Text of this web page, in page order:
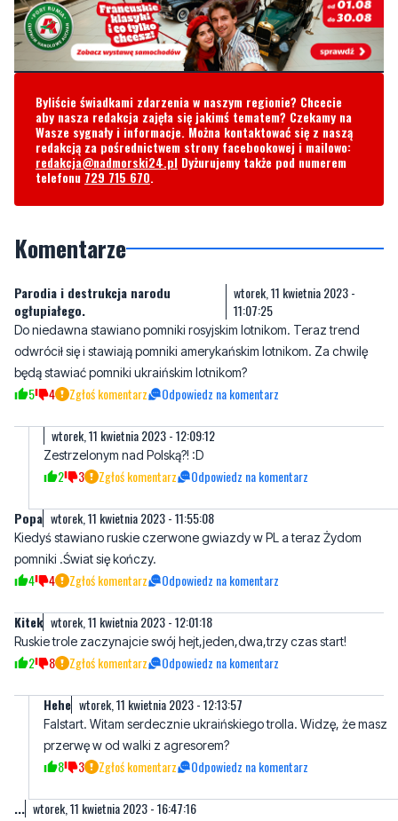
Byliście świadkami zdarzenia w naszym regionie? Chcecie
aby nasza redakcja zajęła się jakimś tematem? Czekamy na
Wasze sygnały i informacje. Można kontaktować się z naszą
redakcją za pośrednictwem strony facebookowej i mailowo:
redakcja@nadmorski24.pl Dyżurujemy także pod numerem
telefonu 729 715 670.
Komentarze
Parodia i destrukcja narodu
ogłupiałego.
wtorek, 11 kwietnia 2023 -
11:07:25
Do niedawna stawiano pomniki rosyjskim lotnikom. Teraz trend
odwrócił się i stawiają pomniki amerykańskim lotnikom. Za chwilę
będą stawiać pomniki ukraińskim lotnikom?
5 4 Zgłoś komentarz Odpowiedz na komentarz
wtorek, 11 kwietnia 2023 - 12:09:12
Zestrzelonym nad Polską?! :D
2 3 Zgłoś komentarz Odpowiedz na komentarz
Popa wtorek, 11 kwietnia 2023 - 11:55:08
Kiedyś stawiano ruskie czerwone gwiazdy w PL a teraz Żydom
pomniki .Świat się kończy.
4 4 Zgłoś komentarz Odpowiedz na komentarz
Kitek wtorek, 11 kwietnia 2023 - 12:01:18
Ruskie trole zaczynajcie swój hejt,jeden,dwa,trzy czas start!
2 8 Zgłoś komentarz Odpowiedz na komentarz
Hehe wtorek, 11 kwietnia 2023 - 12:13:57
Falstart. Witam serdecznie ukraińskiego trolla. Widzę, że masz
przerwę w od walki z agresorem?
8 3 Zgłoś komentarz Odpowiedz na komentarz
... wtorek, 11 kwietnia 2023 - 16:47:16